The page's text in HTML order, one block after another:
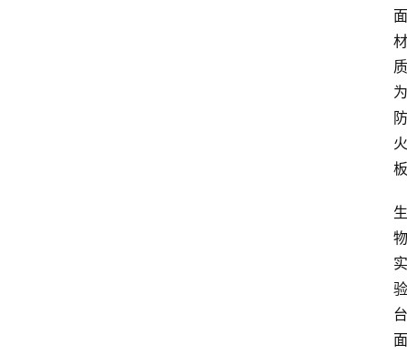
面
材
质
为
防
火
板
生
物
实
验
台
面